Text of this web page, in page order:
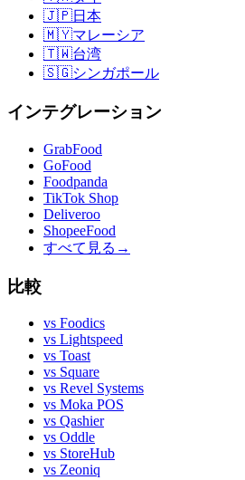
🇯🇵日本
🇲🇾マレーシア
🇹🇼台湾
🇸🇬シンガポール
インテグレーション
GrabFood
GoFood
Foodpanda
TikTok Shop
Deliveroo
ShopeeFood
すべて見る →
比較
vs Foodics
vs Lightspeed
vs Toast
vs Square
vs Revel Systems
vs Moka POS
vs Qashier
vs Oddle
vs StoreHub
vs Zeoniq